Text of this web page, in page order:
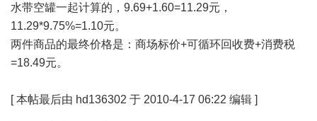
水带空罐一起计算的，9.69+1.60=11.29元，
11.29*9.75%=1.10元。
两件商品的最终价格是：商场标价+可循环回收费+消费税
=18.49元。
[本帖最后由 hd136302 于 2010-4-17 06:22 编辑 ]